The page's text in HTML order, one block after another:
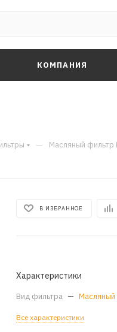
КОМПАНИЯ
— Масляный фильтр
В ИЗБРАННОЕ
Характеристики
Вид фильтра — Масляный
Все характеристики